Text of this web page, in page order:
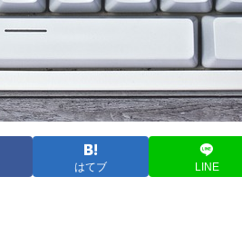
はてブ LINE